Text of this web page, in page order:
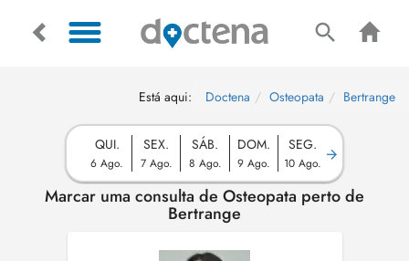
Está aqui: Doctena Osteopata Bertrange
QUI.
6 Ago.
SEX.
7 Ago.
SÁB.
8 Ago.
DOM.
9 Ago.
SEG.
10 Ago.
Marcar uma consulta de Osteopata perto de
Bertrange